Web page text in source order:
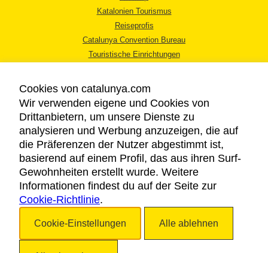
Katalonien Tourismus
Reiseprofis
Catalunya Convention Bureau
Touristische Einrichtungen
RECHTLICHER HINWEIS
DATENSCHUTZICHTLINIE
COOKIES
BARRIEREFREIHEIT
Cookies von catalunya.com
Wir verwenden eigene und Cookies von
Drittanbietern, um unsere Dienste zu
analysieren und Werbung anzuzeigen, die auf
die Präferenzen der Nutzer abgestimmt ist,
basierend auf einem Profil, das aus ihren Surf-
Gewohnheiten erstellt wurde. Weitere
Informationen findest du auf der Seite zur
Cookie-Richtlinie.
Cookie-Einstellungen Alle ablehnen